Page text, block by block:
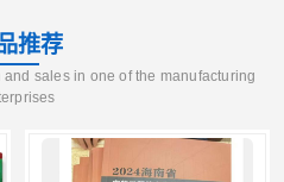
推荐
sales in one of the manufacturing